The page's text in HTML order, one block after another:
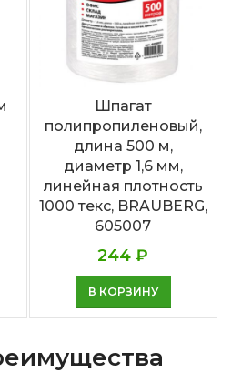
Шпагат
полипропиленовый,
длина 500 м,
диаметр 1,6 мм,
линейная плотность
1000 текс, BRAUBERG,
605007
244₽
В КОРЗИНУ